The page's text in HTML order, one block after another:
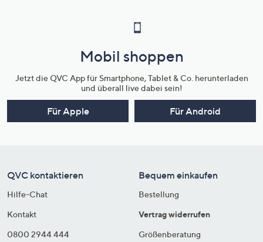
Mobil shoppen
Jetzt die QVC App für Smartphone, Tablet & Co. herunterladen
und überall live dabei sein!
Für Apple Für Android
QVC kontaktieren
Hilfe-Chat
Kontakt
0800 2944 444
Bequem einkaufen
Bestellung
Vertrag widerrufen
Größenberatung